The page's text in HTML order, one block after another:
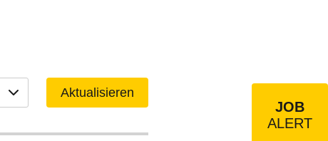
Aktualisieren
JOB
ALERT